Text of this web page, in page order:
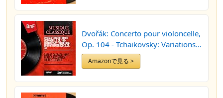
Dvořák: Concerto pour violoncelle,
Op. 104 - Tchaikovsky: Variations
sur un thème rococo, Op. 33
(Mono Version)
Amazonで見る >